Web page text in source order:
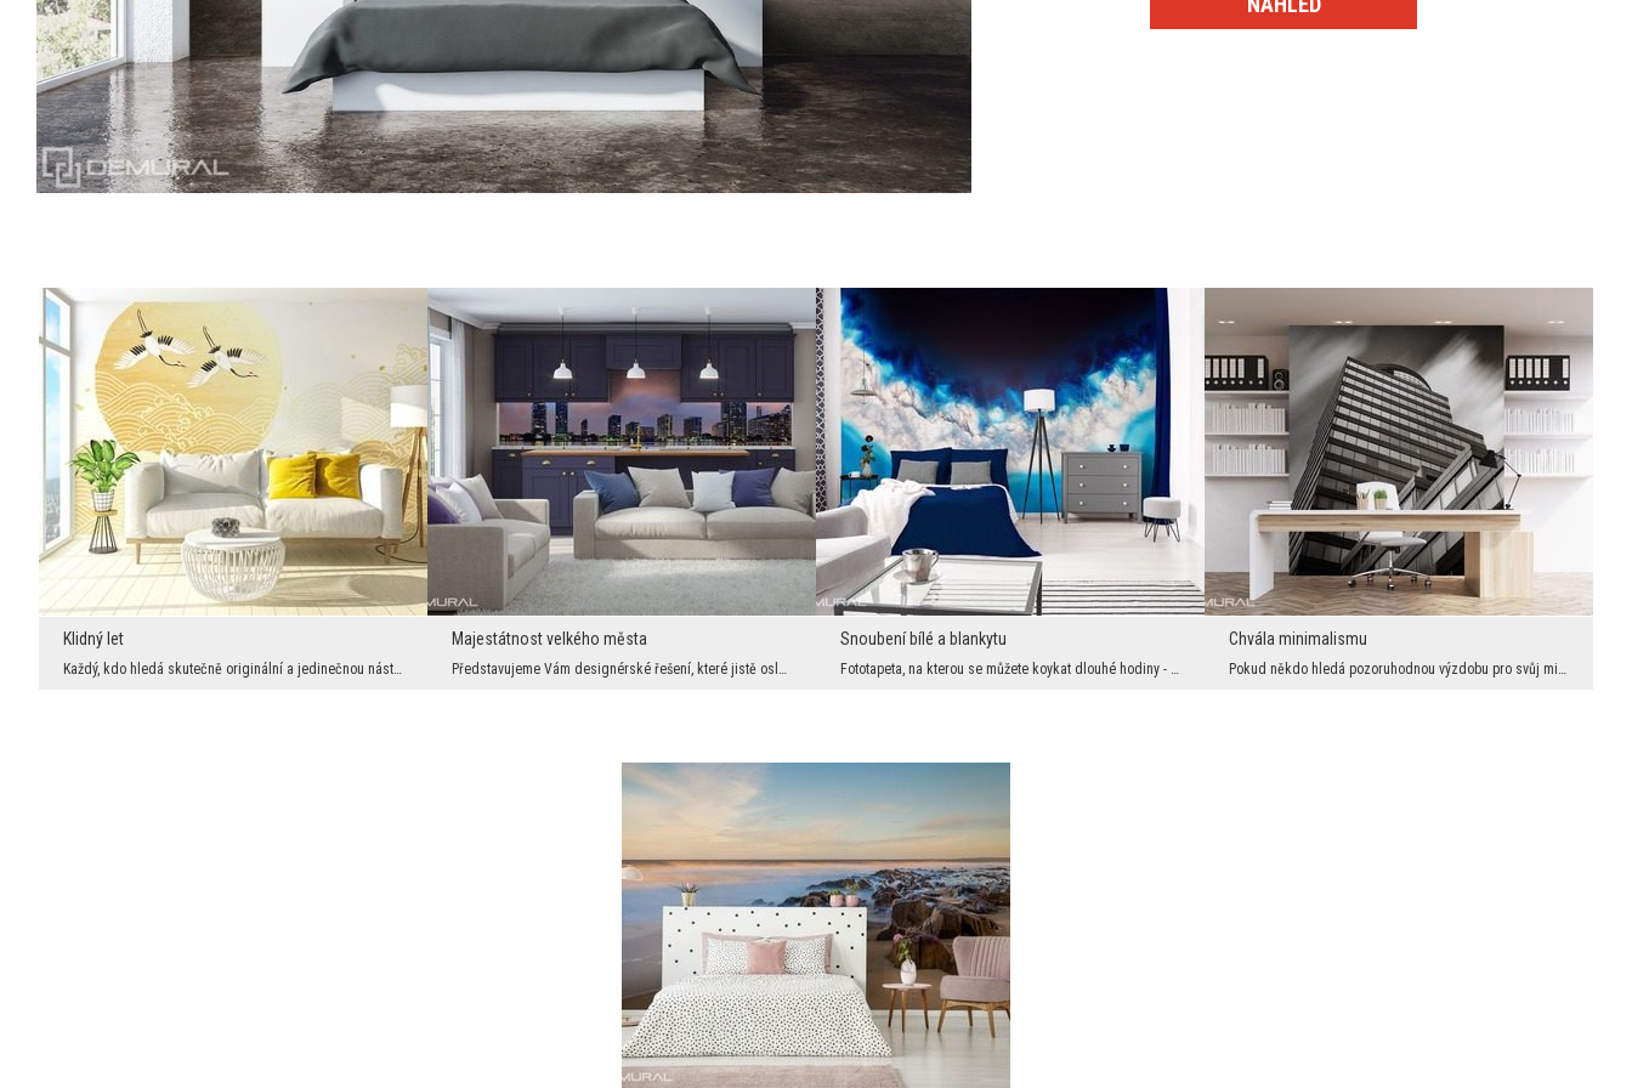
Klidný let
Každý, kdo hledá skutečně originální a jedinečnou nástěnnou dekoraci, právě našel dokonalé řešení...
Majestátnost velkého města
Představujeme Vám designérské řešení, které jistě osloví všechny příznivce městské atmosféry. Ten...
Snoubení bílé a blankytu
Fototapeta, na kterou se můžete koykat dlouhé hodiny - to je ona! Tato jedinečná výzdoba byla vyt...
Chvála minimalismu
Pokud někdo hledá pozoruhodnou výzdobu pro svůj minimalistický, zařízený s ohromnou dávkou jednod...